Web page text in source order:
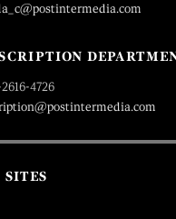
4726
SITES